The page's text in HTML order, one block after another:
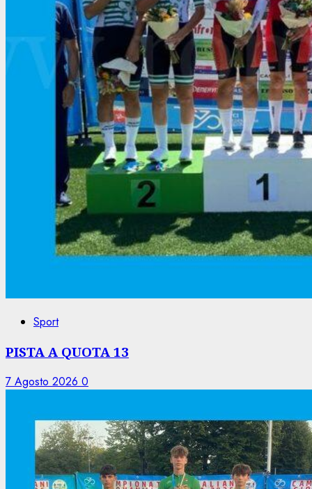
Sport
PISTA A QUOTA 13
7 Agosto 2026 0